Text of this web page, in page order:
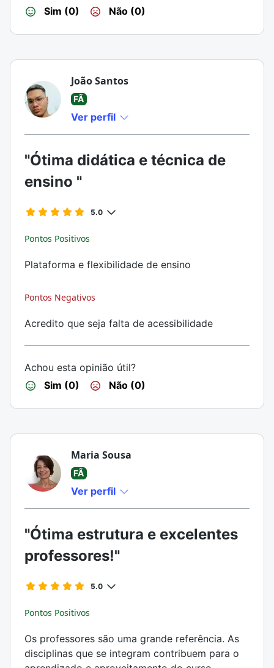
Sim (0)
Não (0)
João Santos
FÃ
Ver perfil
"Ótima didática e técnica de
ensino "
5.0
Pontos Positivos
Plataforma e flexibilidade de ensino
Pontos Negativos
Acredito que seja falta de acessibilidade
Achou esta opinião útil?
Sim (0)
Não (0)
Maria Sousa
FÃ
Ver perfil
"Ótima estrutura e excelentes
professores!"
5.0
Pontos Positivos
Os professores são uma grande referência. As
disciplinas que se integram contribuem para o